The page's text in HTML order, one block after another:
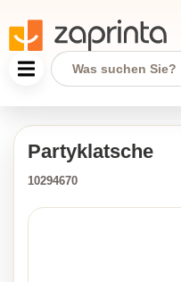
Partyklatsche
10294670